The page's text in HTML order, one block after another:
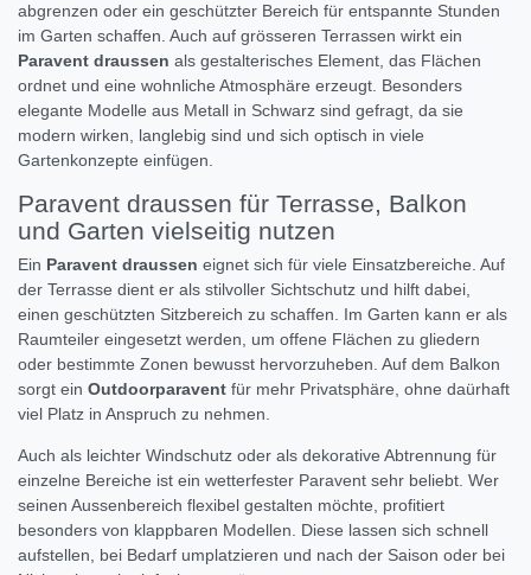
abgrenzen oder ein geschützter Bereich für entspannte Stunden
im Garten schaffen. Auch auf grösseren Terrassen wirkt ein
Paravent draussen als gestalterisches Element, das Flächen
ordnet und eine wohnliche Atmosphäre erzeugt. Besonders
elegante Modelle aus Metall in Schwarz sind gefragt, da sie
modern wirken, langlebig sind und sich optisch in viele
Gartenkonzepte einfügen.
Paravent draussen für Terrasse, Balkon
und Garten vielseitig nutzen
Ein Paravent draussen eignet sich für viele Einsatzbereiche. Auf
der Terrasse dient er als stilvoller Sichtschutz und hilft dabei,
einen geschützten Sitzbereich zu schaffen. Im Garten kann er als
Raumteiler eingesetzt werden, um offene Flächen zu gliedern
oder bestimmte Zonen bewusst hervorzuheben. Auf dem Balkon
sorgt ein Outdoorparavent für mehr Privatsphäre, ohne daürhaft
viel Platz in Anspruch zu nehmen.
Auch als leichter Windschutz oder als dekorative Abtrennung für
einzelne Bereiche ist ein wetterfester Paravent sehr beliebt. Wer
seinen Aussenbereich flexibel gestalten möchte, profitiert
besonders von klappbaren Modellen. Diese lassen sich schnell
aufstellen, bei Bedarf umplatzieren und nach der Saison oder bei